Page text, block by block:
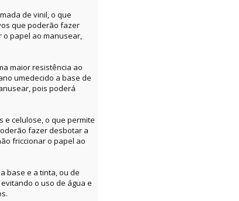
de vinil, o que
que poderão fazer
o papel ao manusear,
maior resistência ao
umedecido a base de
pois poderá
e celulose, o que permite
fazer desbotar a
friccionar o papel ao
base e a tinta, ou de
o uso de água e